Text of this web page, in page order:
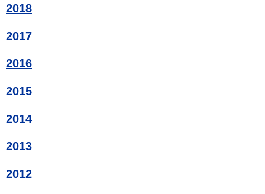
2018
2017
2016
2015
2014
2013
2012